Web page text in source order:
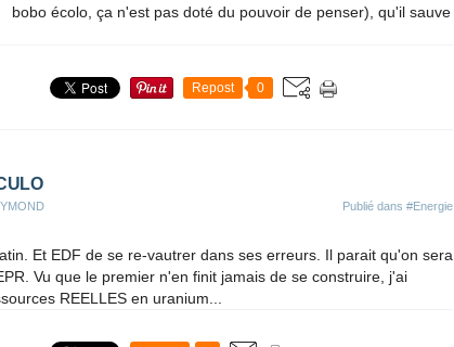
bobo écolo, ça n'est pas doté du pouvoir de penser), qu'il sauve
Repost 0
Publié dans #Energie
Et EDF de se re-vautrer dans ses erreurs. Il parait qu'on sera
Vu que le premier n'en finit jamais de se construire, j'ai
REELLES en uranium...